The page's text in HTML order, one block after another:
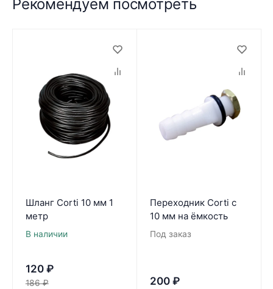
Рекомендуем посмотреть
Шланг Corti 10 мм 1
метр
В наличии
120 ₽
186 ₽
Переходник Corti с
10 мм на ёмкость
Под заказ
200 ₽